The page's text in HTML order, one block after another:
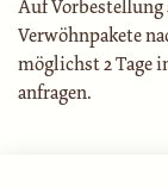
Auf
Verwöhnpakete
möglichst 2 Tage
anfragen.